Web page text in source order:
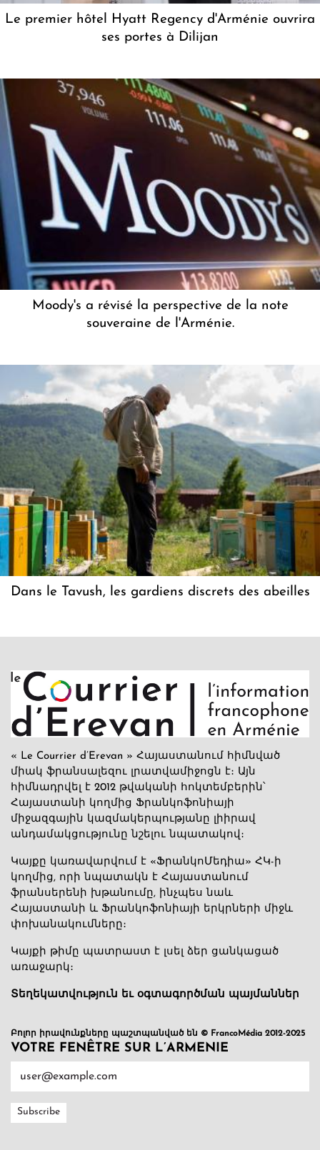
Le premier hôtel Hyatt Regency d'Arménie ouvrira
ses portes à Dilijan
Moody's a révisé la perspective de la note
souveraine de l'Arménie.
Dans le Tavush, les gardiens discrets des abeilles
« Le Courrier d’Erevan » Հայաստանում հիմնված
միակ ֆրանսալեզու լրատվամիջոցն է։ Այն
հիմնադրվել է 2012 թվականի հոկտեմբերին՝
Հայաստանի կողմից Ֆրանկոֆոնիայի
միջազգային կազմակերպությանը լիիրավ
անդամակցությունը նշելու նպատակով։
Կայքը կառավարվում է «ՖրանկոՄեդիա» ՀԿ-ի
կողմից, որի նպատակն է Հայաստանում
ֆրանսերենի խթանումը, ինչպես նաև
Հայաստանի և Ֆրանկոֆոնիայի երկրների միջև
փոխանակումները։
Կայքի թիմը պատրաստ է լսել ձեր ցանկացած
առաջարկ։
Տեղեկատվություն եւ օգտագործման պայմաններ
Բոլոր իրավունքները պաշտպանված են © FrancoMédia 2012-2025
VOTRE FENÊTRE SUR L’ARMENIE